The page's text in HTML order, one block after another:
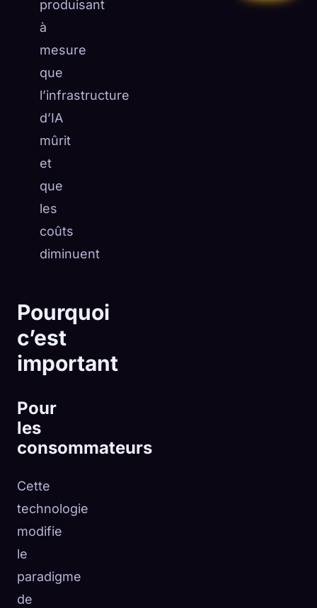
produisant
à
mesure
que
l’infrastructure
d’IA
mûrit
et
que
les
coûts
diminuent
Pourquoi
c’est
important
Pour
les
consommateurs
Cette
technologie
modifie
le
paradigme
de